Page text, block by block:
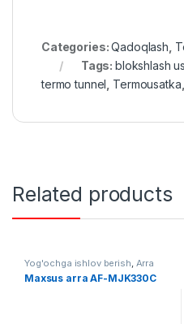
Categories:Qadoqlash
Tags:blokshlash
termo tunnel Termousatka
Related products
Yog'ochga ishlov berish Arra
Maxsus arra AF-MJK330C